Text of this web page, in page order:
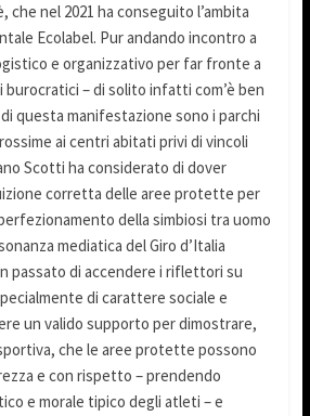
che nel 2021 ha conseguito l’ambita
Ecolabel. Pur andando incontro a
e organizzativo per far fronte a
– di solito infatti com’è ben
questa manifestazione sono i parchi
ai centri abitati privi di vincoli
Scotti ha considerato di dover
corretta delle aree protette per
della simbiosi tra uomo
mediatica del Giro d’Italia
passato di accendere i riflettori su
di carattere sociale e
un valido supporto per dimostrare,
che le aree protette possono
e con rispetto – prendendo
e morale tipico degli atleti – e